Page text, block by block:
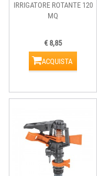
IRRIGATORE ROTANTE 120
MQ
€ 8,85
ACQUISTA